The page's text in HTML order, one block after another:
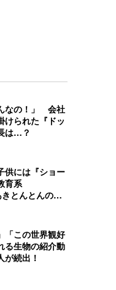
なの！」 会社
けられた『ドッ
は…？
供には『ショー
育系
とんとんの戦
「この世界観好
生物の紹介動
が続出！